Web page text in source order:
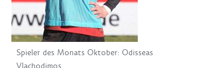
Spieler des Monats Oktober: Odisseas
Vlachodimos